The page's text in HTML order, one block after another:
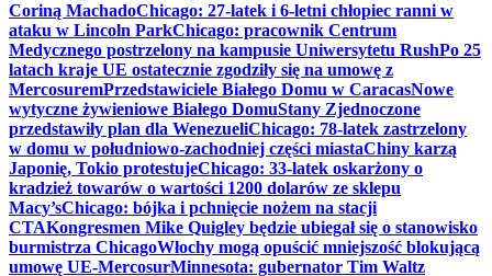
Coriną MachadoChicago: 27-latek i 6-letni chłopiec ranni w
ataku w Lincoln ParkChicago: pracownik Centrum
Medycznego postrzelony na kampusie Uniwersytetu RushPo 25
latach kraje UE ostatecznie zgodziły się na umowę z
MercosuremPrzedstawiciele Białego Domu w CaracasNowe
wytyczne żywieniowe Białego DomuStany Zjednoczone
przedstawiły plan dla WenezueliChicago: 78-latek zastrzelony
w domu w południowo-zachodniej części miastaChiny karzą
Japonię, Tokio protestujeChicago: 33-latek oskarżony o
kradzież towarów o wartości 1200 dolarów ze sklepu
Macy’sChicago: bójka i pchnięcie nożem na stacji
CTAKongresmen Mike Quigley będzie ubiegał się o stanowisko
burmistrza ChicagoWłochy mogą opuścić mniejszość blokującą
umowę UE-MercosurMinnesota: gubernator Tim Waltz